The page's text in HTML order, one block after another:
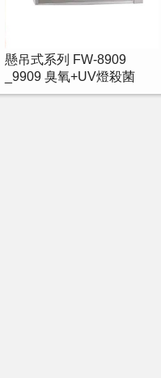
懸吊式系列 FW-8909
_9909 臭氧+UV燈殺菌